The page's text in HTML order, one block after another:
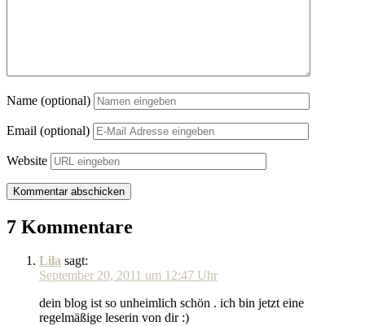
Name (optional)
Email (optional)
Website
7 Kommentare
Lila sagt:
September 20, 2011 um 12:47 Uhr
dein blog ist so unheimlich schön . ich bin jetzt eine
regelmäßige leserin von dir :)